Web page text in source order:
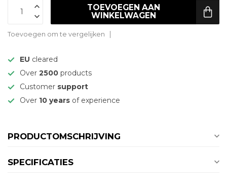
TOEVOEGEN AAN
WINKELWAGEN
Toevoegen om te vergelijken
EU cleared
Over 2500 products
Customer support
Over 10 years of experience
PRODUCTOMSCHRIJVING
SPECIFICATIES